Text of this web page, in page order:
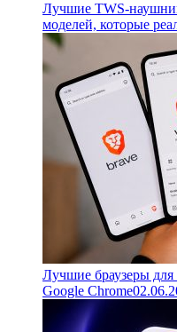
Лучшие TWS-
моделей, которые
Лучшие браузеры
Google Chrome